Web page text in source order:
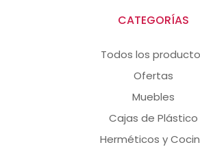
CATEGORÍAS
Todos los
Ofertas
Muebles
Cajas de Plástico
Herméticos y